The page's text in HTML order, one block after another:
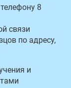
8
связи
по адресу,
и